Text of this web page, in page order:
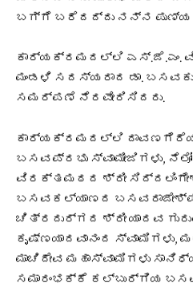
ಬಗ್ಗೆ ಬರೆದದ್ದು ನನ್ನ ಪುಣ್ಯ
ಕಾರ್ಯಕ್ರಮದಲ್ಲಿ ಎಸ್.ಜೆ.ಎಂ.
ಮಂಡಳಿ ಸದಸ್ಯರಾದ ಡಾ.
ಸಮರ್ಪಣೆ ನೆರವೇರಿಸಿದರು.
ಕಾರ್ಯಕ್ರಮದಲ್ಲಿ
ಬಸವಪ್ರಭು ಸ್ವಾಮೀಜಿಗಳು,
ವಿರಕ್ತಮಠದ ಶ್ರೀ
ಬಸವಕಲ್ಯಾಣದ
ಚಿತ್ರದುರ್ಗದ ಶ್ರೀ ಯಾದವ
ಕೃಷ್ಣಯಾದವಾನಂದ ಸ್ವಾಮಿಗಳು,
ಮಾಚಿದೇವ ಮಹಾಸ್ವಾಮಿಗಳು
ಸಮಾರಂಭಕ್ಕೆ ಕಲ್ಬುರ್ಗಿಯ